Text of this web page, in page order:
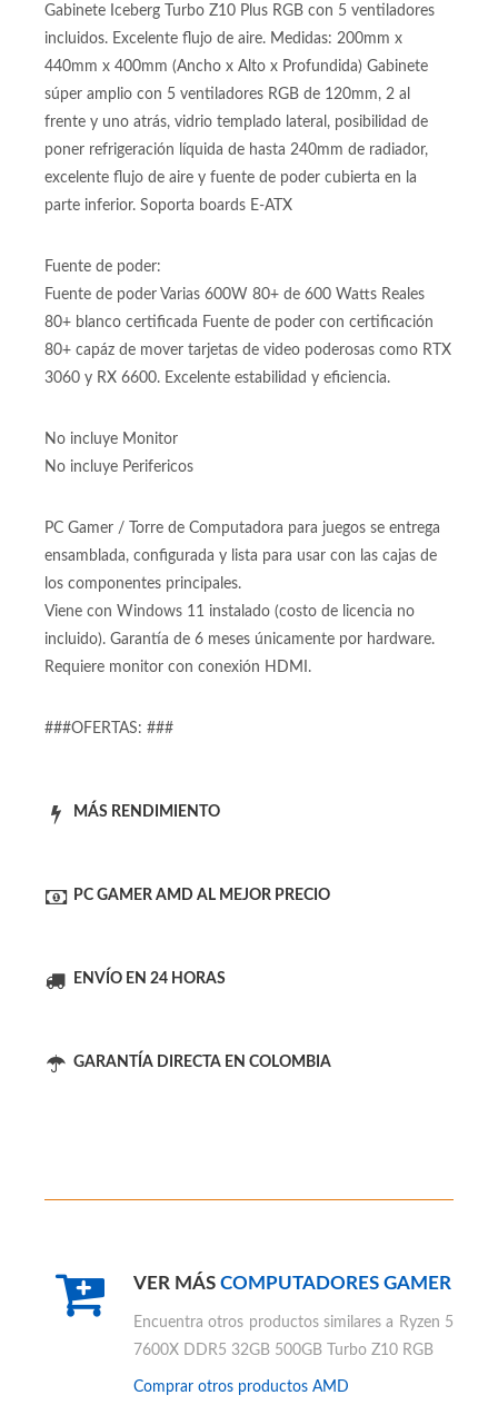
Gabinete:
Gabinete Iceberg Turbo Z10 Plus RGB con 5 ventiladores
incluidos. Excelente flujo de aire. Medidas: 200mm x
440mm x 400mm (Ancho x Alto x Profundida) Gabinete
súper amplio con 5 ventiladores RGB de 120mm, 2 al
frente y uno atrás, vidrio templado lateral, posibilidad de
poner refrigeración líquida de hasta 240mm de radiador,
parte inferior. Soporta boards E-ATX
Fuente de poder:
Fuente de poder Varias 600W 80+ de 600 Watts Reales
80+ blanco certificada Fuente de poder con certificación
3060 y RX 6600. Excelente estabilidad y eficiencia.
No incluye Perifericos
PC Gamer / Torre de Computadora para juegos se entrega
ensamblada, configurada y lista para usar con las cajas de
los componentes principales.
Viene con Windows 11 instalado (costo de licencia no
Requiere monitor con conexión HDMI.
VER MÁSCOMPUTADORES GAMER
Encuentra otros productos similares a